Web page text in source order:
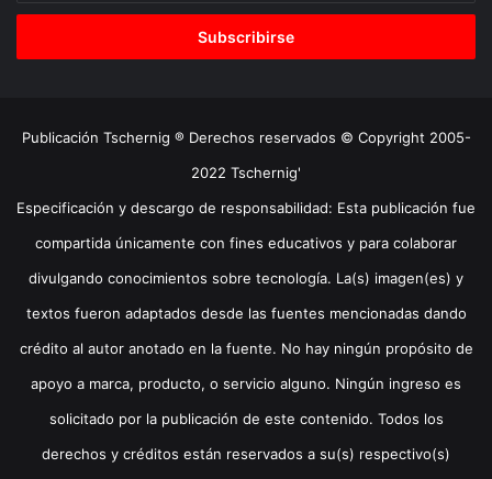
correo
Publicación Tschernig ® Derechos reservados © Copyright 2005-
2022 Tschernig'
Especificación y descargo de responsabilidad: Esta publicación fue
compartida únicamente con fines educativos y para colaborar
divulgando conocimientos sobre tecnología. La(s) imagen(es) y
textos fueron adaptados desde las fuentes mencionadas dando
crédito al autor anotado en la fuente. No hay ningún propósito de
apoyo a marca, producto, o servicio alguno. Ningún ingreso es
solicitado por la publicación de este contenido. Todos los
derechos y créditos están reservados a su(s) respectivo(s)